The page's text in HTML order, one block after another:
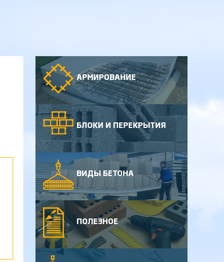
АРМИРОВАНИЕ
БЛОКИ И ПЕРЕКРЫТИЯ
ВИДЫ БЕТОНА
ПОЛЕЗНОЕ